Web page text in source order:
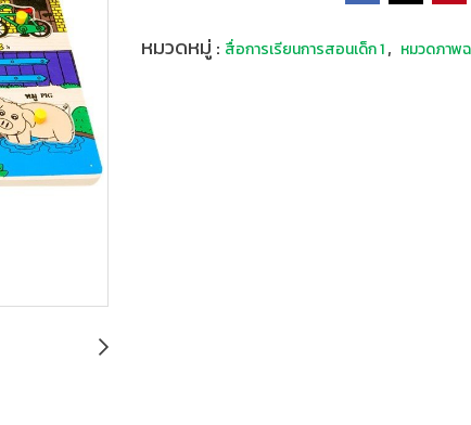
หมวดหมู่ : สื่อการเรียนการสอนเด็ก 1, หมวดภาพ